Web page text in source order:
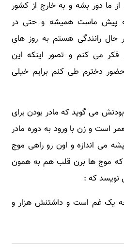
ما دور بشه و به خارج از کشور
پیش ماست همیشه و حتی در
حال رانندگی هستم به روز های
می کنم و تصور اینکه این
حضور دخترم طی کنم برایم خیلی
می گوید که مادر بودن برای
است و زن با ورود به دوره مادر
می اندازه و اون رو راهی موج
که موج ها برن قلب هم به همون
نویسد که :
یک غم است و داشتنش هزار و